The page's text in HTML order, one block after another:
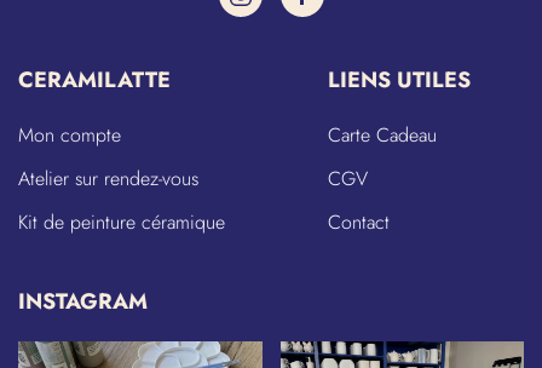
CERAMILATTE
Mon compte
Atelier sur rendez-vous
Kit de peinture céramique
LIENS UTILES
Carte Cadeau
CGV
Contact
INSTAGRAM